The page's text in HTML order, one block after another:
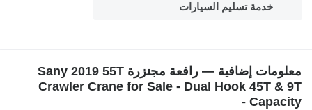
خدمة تسليم السيارات
معلومات إضافية — رافعة مجنزرة Sany 2019 55T
Crawler Crane for Sale - Dual Hook 45T & 9T
Capacity -